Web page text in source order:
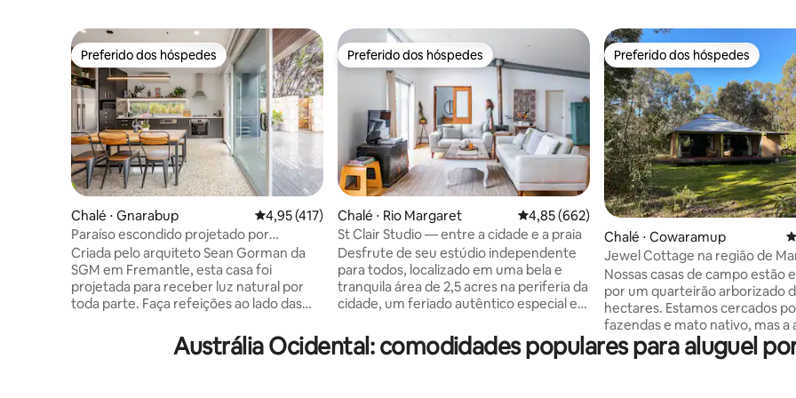
Preferido dos hóspedes
Preferido dos hóspedes
Chalé ⋅ Gnarabup 4,95 de uma avaliação média de 5, 417 avaliações
4,95 (417)
Paraíso escondido projetado por
arquiteto em Gnarabup
Criada pelo arquiteto Sean Gorman da
SGM em Fremantle, esta casa foi
projetada para receber luz natural por
toda parte. Faça refeições ao lado das
pátio e refresque-se sob o chuveiro de
Preferido dos hóspedes
Preferido dos hóspedes
Chalé ⋅ Rio Margaret 4,85 de uma avaliação média de 5, 662
4,85 (662)
St Clair Studio — entre a cidade e a praia
Desfrute de seu estúdio independente
para todos, localizado em uma bela e
tranquila área de 2,5 acres na periferia da
cidade, um feriado autêntico especial em
natureza a partir da sua porta da frente,
veja cangurus e uma maravilhosa vida de
Preferido dos hóspedes
Preferido dos hóspedes
Chalé ⋅ Cowaramup
Jewel Cottage na região de
River
Nossas casas de campo estão
por um quarteirão arborizado
hectares. Estamos cercados
fazendas e mato nativo, mas a
minutos de carro de Margaret
vinícolas da região. A casa de
Austrália Ocidental: comodidades populares para aluguel